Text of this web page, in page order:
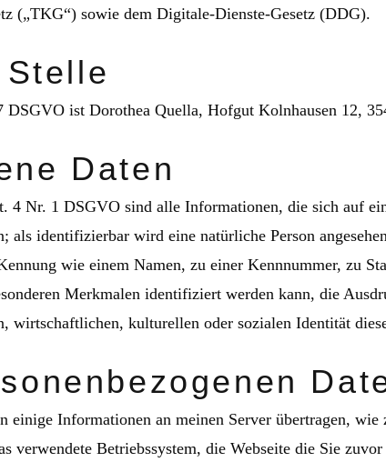
(„TKG“) sowie dem Digitale-Dienste-Gesetz (DDG).
ist Dorothea Quella, Hofgut Kolnhausen 12,
Daten
4 Nr. 1 DSGVO sind alle Informationen, die sich auf
als identifizierbar wird eine natürliche Person
wie einem Namen, zu einer Kennnummer, zu
Merkmalen identifiziert werden kann, die
wirtschaftlichen, kulturellen oder sozialen Identität
einige Informationen an meinen Server übertragen, wie
verwendete Betriebssystem, die Webseite die Sie